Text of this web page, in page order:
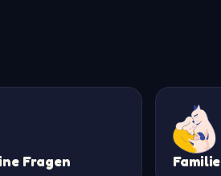
Fragen Familie